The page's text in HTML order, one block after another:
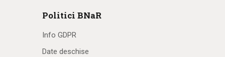
Politici BNaR
Info GDPR
Date deschise